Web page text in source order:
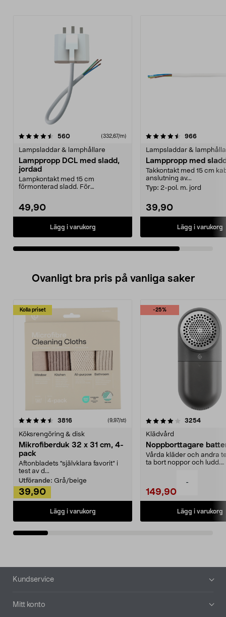
-
560recensioner(332,67/m)
Lampsladdar & lamphållare
Lamppropp DCL med sladd,
jordad
Lampkontakt med 15 cm
förmonterad sladd. För
49,90
Lägg i varukorg
4.5av 5 stjärnor 966
Lampsladdar &
Lamppropp med
Takkontakt med 15 cm
anslutning av...
Typ: 2-pol. m. jord
39,90
Lägg i varukorg
Ovanligt bra pris på vanliga saker
Kolla priset
3816recensioner (9,97/st)
Köksrengöring & disk
Mikrofiberduk 32 x 31 cm, 4-
pack
Aftonbladets "självklara favorit” i
test av d...
Utförande: Grå/beige
39,90
Lägg i varukorg
-25%
4.0av 5 stjärnor 3254
Klädvård
Noppborttagare
Vårda kläder och andra
ta bort noppor och ludd.
149,90
Lägg i varukorg
4.5av 5 stjärnor
Sidfot
Kundservice
Mitt konto